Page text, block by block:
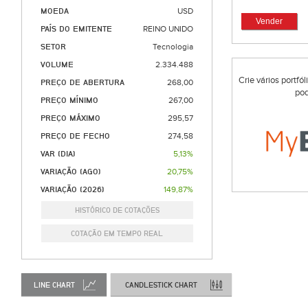
MOEDA USD
PAÍS DO EMITENTE REINO UNIDO
SETOR Tecnologia
VOLUME 2.334.488
PREÇO DE ABERTURA 268,00
PREÇO MÍNIMO 267,00
PREÇO MÁXIMO 295,57
PREÇO DE FECHO 274,58
VAR (DIA) 5,13%
VARIAÇÃO (AGO) 20,75%
VARIAÇÃO (2026) 149,87%
HISTÓRICO DE COTAÇÕES
COTAÇÃO EM TEMPO REAL
Vender
Crie vários
LINE CHART CANDLESTICK CHART